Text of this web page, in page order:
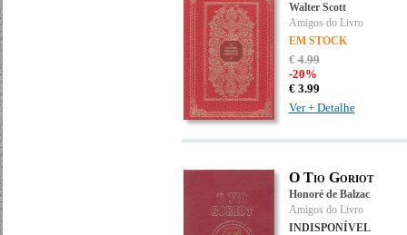
Walter Scott
Amigos do Livro
EM STOCK
€4.99
-20%
€ 3.99
Ver + Detalhe
O Tio Goriot
Honoré de Balzac
Amigos do Livro
INDISPONÍVEL